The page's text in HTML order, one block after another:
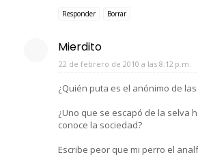
Responder Borrar
Mierdito
22 de febrero de 2010 a las 8:12 p.m.
¿Quién puta es el anónimo de las
¿Uno que se escapó de la selva
conoce la sociedad?
Escribe peor que mi perro el